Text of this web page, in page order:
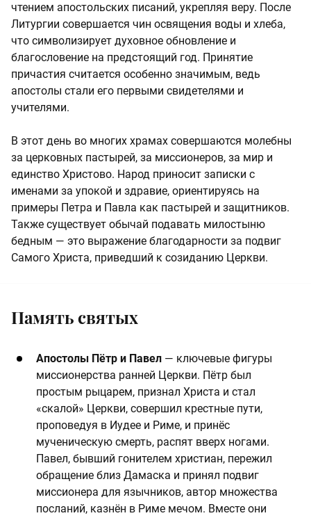
чтением апостольских писаний, укрепляя веру. После
Литургии совершается чин освящения воды и хлеба,
что символизирует духовное обновление и
благословение на предстоящий год. Принятие
причастия считается особенно значимым, ведь
апостолы стали его первыми свидетелями и
учителями.
В этот день во многих храмах совершаются молебны
за церковных пастырей, за миссионеров, за мир и
единство Христово. Народ приносит записки с
именами за упокой и здравие, ориентируясь на
примеры Петра и Павла как пастырей и защитников.
Также существует обычай подавать милостыню
бедным — это выражение благодарности за подвиг
Самого Христа, приведший к созиданию Церкви.
Память святых
Апостолы Пётр и Павел — ключевые фигуры
миссионерства ранней Церкви. Пётр был
простым рыцарем, признал Христа и стал
«скалой» Церкви, совершил крестные пути,
проповедуя в Иудее и Риме, и принёс
мученическую смерть, распят вверх ногами.
Павел, бывший гонителем христиан, пережил
обращение близ Дамаска и принял подвиг
миссионера для язычников, автор множества
посланий, казнён в Риме мечом. Вместе они